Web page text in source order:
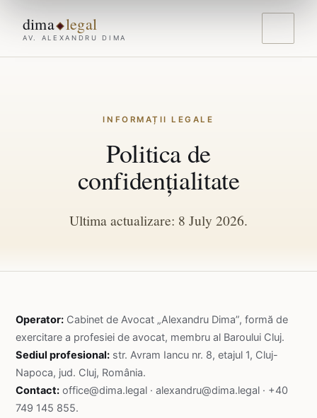
dima legal
AV. ALEXANDRU DIMA
INFORMAȚII LEGALE
Politica de
confidențialitate
Ultima actualizare: 8 July 2026.
Operator: Cabinet de Avocat „Alexandru Dima”, formă de
exercitare a profesiei de avocat, membru al Baroului Cluj.
Sediul profesional: str. Avram Iancu nr. 8, etajul 1, Cluj-
Napoca, jud. Cluj, România.
Contact: office@dima.legal · alexandru@dima.legal · +40
749 145 855.